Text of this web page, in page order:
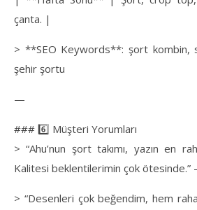
çanta. |
> **SEO Keywords**: şort
şehir şortu
—
### 6️⃣ Müşteri Yorumları
> “Ahu’nun şort takımı, yazın en
Kalitesi beklentilerimin çok
> “Desenleri çok beğendim, hem